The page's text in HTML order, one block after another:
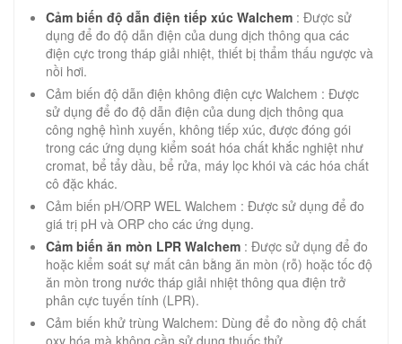
Cảm biến độ dẫn điện tiếp xúc Walchem : Được sử
dụng để đo độ dẫn điện của dung dịch thông qua các
điện cực trong tháp giải nhiệt, thiết bị thẩm thấu ngược và
nồi hơi.
Cảm biến độ dẫn điện không điện cực Walchem : Được
sử dụng để đo độ dẫn điện của dung dịch thông qua
công nghệ hình xuyến, không tiếp xúc, được đóng gói
trong các ứng dụng kiểm soát hóa chất khắc nghiệt như
cromat, bể tẩy dầu, bể rửa, máy lọc khói và các hóa chất
cô đặc khác.
Cảm biến pH/ORP WEL Walchem : Được sử dụng để đo
giá trị pH và ORP cho các ứng dụng.
Cảm biến ăn mòn LPR Walchem : Được sử dụng để đo
hoặc kiểm soát sự mất cân bằng ăn mòn (rỗ) hoặc tốc độ
ăn mòn trong nước tháp giải nhiệt thông qua điện trở
phân cực tuyến tính (LPR).
Cảm biến khử trùng Walchem: Dùng để đo nồng độ chất
oxy hóa mà không cần sử dụng thuốc thử.